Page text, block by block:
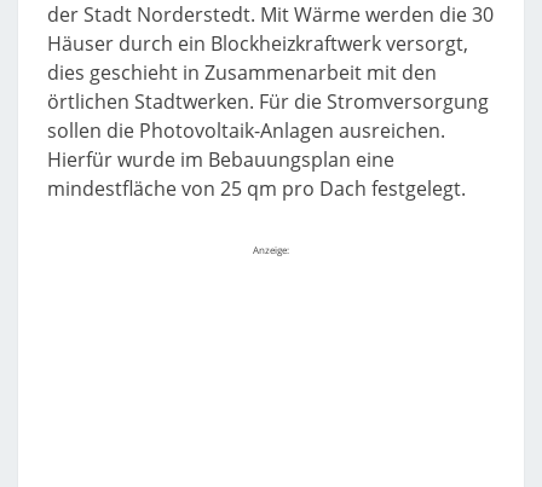
der Stadt Norderstedt. Mit Wärme werden die 30
Häuser durch ein Blockheizkraftwerk versorgt,
dies geschieht in Zusammenarbeit mit den
örtlichen Stadtwerken. Für die Stromversorgung
sollen die Photovoltaik-Anlagen ausreichen.
Hierfür wurde im Bebauungsplan eine
mindestfläche von 25 qm pro Dach festgelegt.
Anzeige: